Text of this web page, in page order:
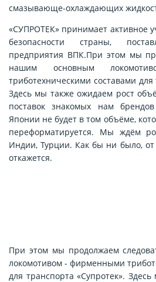
смазывающе-охлаждающих
«СУПРОТЕК» принимает активное
безопасности страны,
предприятия ВПК.При этом мы
нашим основным
триботехническими составами для
Здесь мы также ожидаем рост
поставок знакомых нам
Японии не будет в том объёме,
переформатируется. Мы ждём
Индии, Турции. Как бы ни было, от
откажется.
При этом мы продолжаем
локомотивом - фирменными
для транспорта «Супротек».